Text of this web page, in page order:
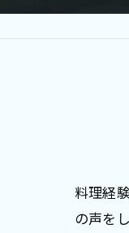
料理経
の声を